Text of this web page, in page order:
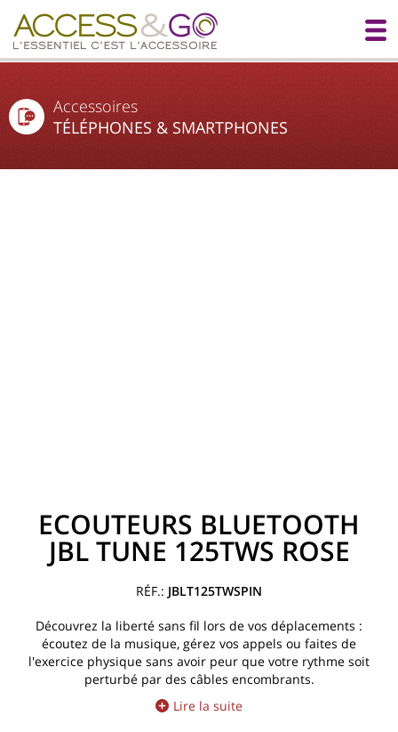
Accessoires
TÉLÉPHONES & SMARTPHONES
ECOUTEURS BLUETOOTH
JBL TUNE 125TWS ROSE
JBLT125TWSPIN
Découvrez la liberté sans fil lors de vos déplacements :
écoutez de la musique, gérez vos appels ou faites de
l'exercice physique sans avoir peur que votre rythme soit
perturbé par des câbles encombrants.
Lire la suite